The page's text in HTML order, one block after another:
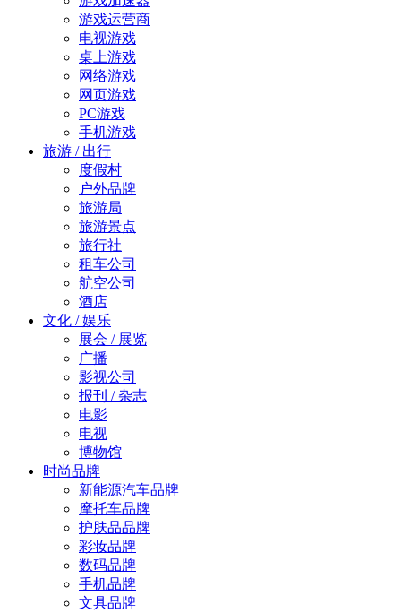
游戏运营商
电视游戏
桌上游戏
网络游戏
网页游戏
PC游戏
手机游戏
旅游 / 出行
度假村
户外品牌
旅游局
旅游景点
旅行社
租车公司
航空公司
酒店
文化 / 娱乐
展会 / 展览
广播
影视公司
报刊 / 杂志
电影
电视
博物馆
时尚品牌
新能源汽车品牌
摩托车品牌
护肤品品牌
彩妆品牌
数码品牌
手机品牌
文具品牌